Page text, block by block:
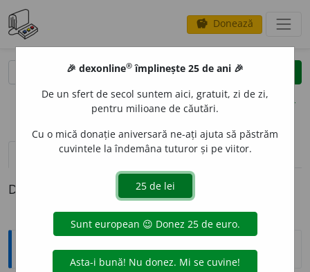
savings Donează
clear
opțiuni
definiții (1)
Definiția cu ID-ul 673679:
Enciclopedice
🎉 dexonline® împlinește 25 de ani 🎉
De un sfert de secol suntem aici, gratuit, zi de zi,
pentru milioane de căutări.
Cu o mică donație aniversară ne-ați ajuta să păstrăm
cuvintele la îndemâna tuturor și pe viitor.